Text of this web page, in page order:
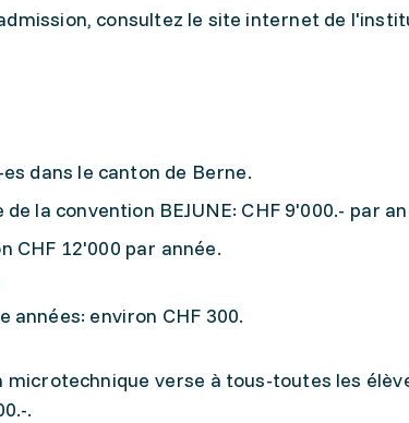
consultez le site internet de
dans le canton de Berne.
la convention BEJUNE: CHF 9'000.- par
CHF 12'000 par année.
années: environ CHF 300.
verse à tous-toutes les
.